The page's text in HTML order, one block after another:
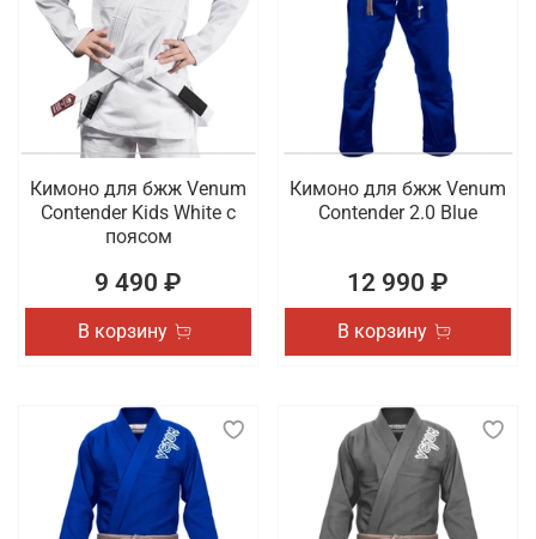
Кимоно для бжж Venum
Contender Kids White с
поясом
9 490 ₽
В корзину
Кимоно для бжж Venum
Contender 2.0 Blue
12 990 ₽
В корзину